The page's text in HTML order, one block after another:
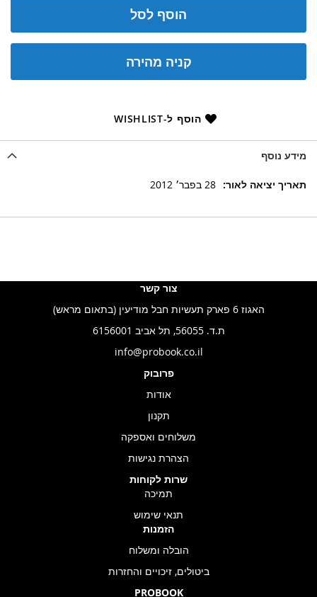
הוסף לסל
קניה מהירה
הוסף ל-WISHLIST
מידע נוסף
מידע
28 בפבר׳ 2012
צור קשר
האגוז 6 פארק תעשיות חבל מודיעין (בתאום מראש)
ת.ד. 56055, תל אביב 6156001
info@probook.co.il
פרובוק
אודות
תקנון
משלוחים ואספקה
הצהרת נגישות
שרות לקוחות
תמיכה
תנאי שימוש
הזמנות
הובלה ומשלוח
ביטולים, זיכויים והחזרות
PROBOOK